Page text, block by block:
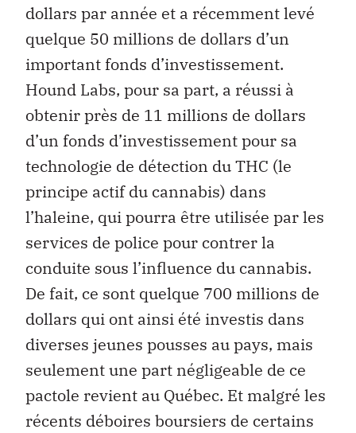
dollars par année et a récemment levé
quelque 50 millions de dollars d’un
important fonds d’investissement.
Hound Labs, pour sa part, a réussi à
obtenir près de 11 millions de dollars
d’un fonds d’investissement pour sa
technologie de détection du THC (le
principe actif du cannabis) dans
l’haleine, qui pourra être utilisée par les
services de police pour contrer la
conduite sous l’influence du cannabis.
De fait, ce sont quelque 700 millions de
dollars qui ont ainsi été investis dans
diverses jeunes pousses au pays, mais
seulement une part négligeable de ce
pactole revient au Québec. Et malgré les
récents déboires boursiers de certains